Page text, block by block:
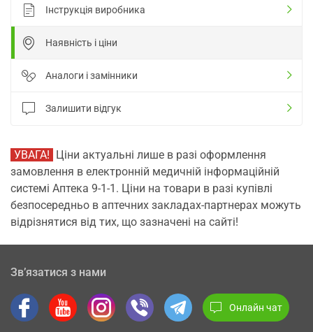
Інструкція виробника
Наявність і ціни
Аналоги і замінники
Залишити відгук
УВАГА! Ціни актуальні лише в разі оформлення
замовлення в електронній медичній інформаційній
системі Аптека 9-1-1. Ціни на товари в разі купівлі
безпосередньо в аптечних закладах-партнерах можуть
відрізнятися від тих, що зазначені на сайті!
Зв’язатися з нами
Онлайн чат